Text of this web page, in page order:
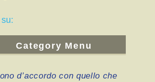
Category Menu
d’accordo con quello che